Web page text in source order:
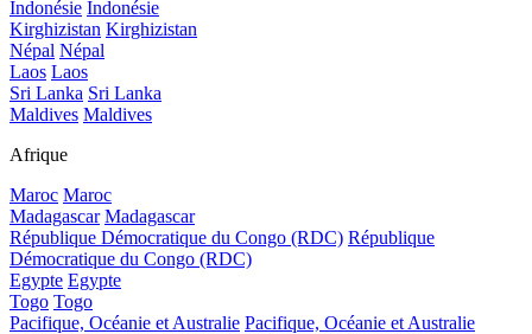
Indonésie Indonésie
Kirghizistan Kirghizistan
Népal Népal
Laos Laos
Sri Lanka Sri Lanka
Maldives Maldives
Afrique
Maroc Maroc
Madagascar Madagascar
République Démocratique du Congo (RDC) République
Démocratique du Congo (RDC)
Egypte Egypte
Togo Togo
Pacifique, Océanie et Australie Pacifique, Océanie et Australie